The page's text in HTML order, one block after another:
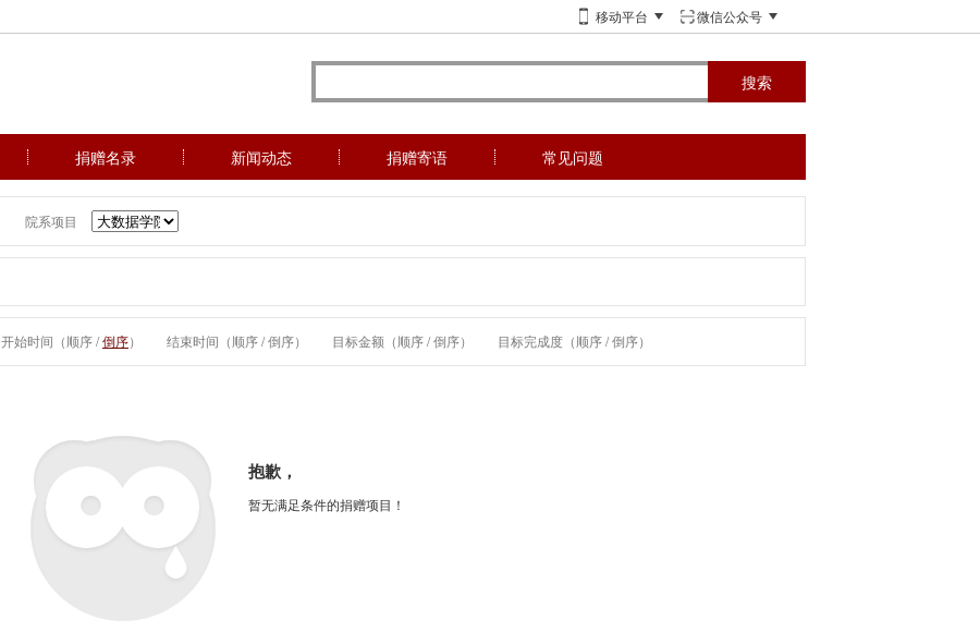
移动平台 微信公众号
搜索
捐赠名录 新闻动态 捐赠寄语 常见问题
院系项目
开始时间（顺序/倒序） 结束时间（顺序/倒序） 目标金额（顺序/倒序） 目标完成度（顺序/倒序）
抱歉，
暂无满足条件的捐赠项目！